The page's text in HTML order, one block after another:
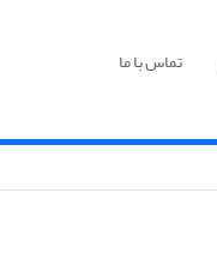
تماس با ما